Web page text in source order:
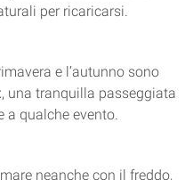
per ricaricarsi.
e l’autunno sono
una tranquilla passeggiata
a qualche evento.
neanche con il freddo,